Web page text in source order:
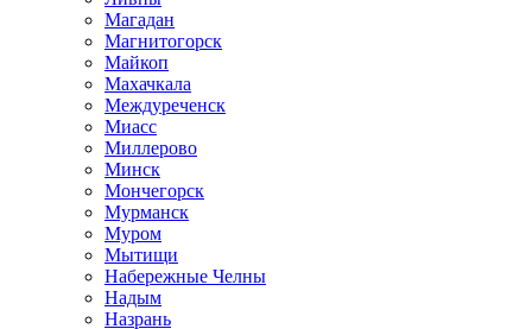
Магадан
Магнитогорск
Майкоп
Махачкала
Междуреченск
Миасс
Миллерово
Минск
Мончегорск
Мурманск
Муром
Мытищи
Набережные Челны
Надым
Назрань